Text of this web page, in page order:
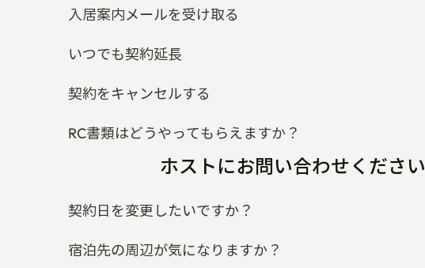
入居案内メールを受け取る
いつでも契約延長
契約をキャンセルする
RC書類はどうやってもらえますか？
ホストにお問い合わせください
契約日を変更したいですか？
宿泊先の周辺が気になりますか？